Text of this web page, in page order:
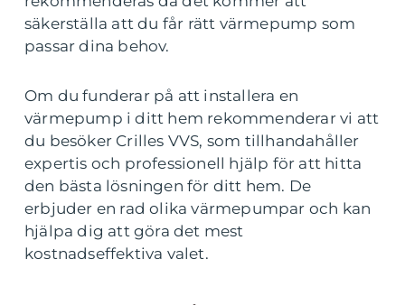
säkerställa att du får rätt värmepump som
passar dina behov.
Om du funderar på att installera en
värmepump i ditt hem rekommenderar vi att
du besöker Crilles VVS, som tillhandahåller
expertis och professionell hjälp för att hitta
den bästa lösningen för ditt hem. De
erbjuder en rad olika värmepumpar och kan
hjälpa dig att göra det mest
kostnadseffektiva valet.